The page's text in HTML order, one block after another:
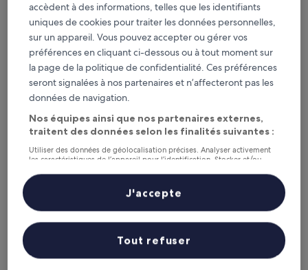
SSAW Boutique Hotel Hangzhou East
Railway Station - Close to West Lake
SSAW Boutique Hotel Hangzhou East Railway Station -
Hébergement
4.5 étoiles
9.0
10,
(12 avis)
9,0/10
nouveau
prix
51 €
51 €
16 août - 17 août
Hangzhou Marriott Hotel Qianjiang
accèdent à des informations, telles que les identifiants
uniques de cookies pour traiter les données personnelles,
sur un appareil. Vous pouvez accepter ou gérer vos
préférences en cliquant ci-dessous ou à tout moment sur
la page de la politique de confidentialité. Ces préférences
seront signalées à nos partenaires et n’affecteront pas les
données de navigation.
Nos équipes ainsi que nos partenaires externes,
traitent des données selon les finalités suivantes :
Utiliser des données de géolocalisation précises. Analyser activement
les caractéristiques de l’appareil pour l’identification. Stocker et/ou
personnalisés, mesure de performance des publicités et du contenu,
études d’audience et développement de services.
Liste de nos partenaires (fournisseurs)
Tout refuser
J'accepte